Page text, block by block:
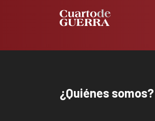
¿Quiénes somos?